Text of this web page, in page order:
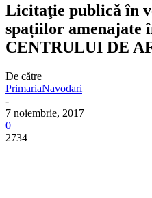
Licitaţie publică în
spațiilor amenajate
CENTRULUI DE
De către
PrimariaNavodari
-
7 noiembrie, 2017
0
2734